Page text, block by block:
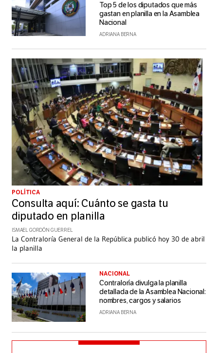
Top 5 de los diputados que más
gastan en planilla en la Asamblea
Nacional
ADRIANA BERNA
POLÍTICA
Consulta aquí: Cuánto se gasta tu
diputado en planilla
ISMAEL GORDÓN GUERREL
La Contraloría General de la República publicó hoy 30 de abril
la planilla
NACIONAL
Contraloría divulga la planilla
detallada de la Asamblea Nacional:
nombres, cargos y salarios
ADRIANA BERNA